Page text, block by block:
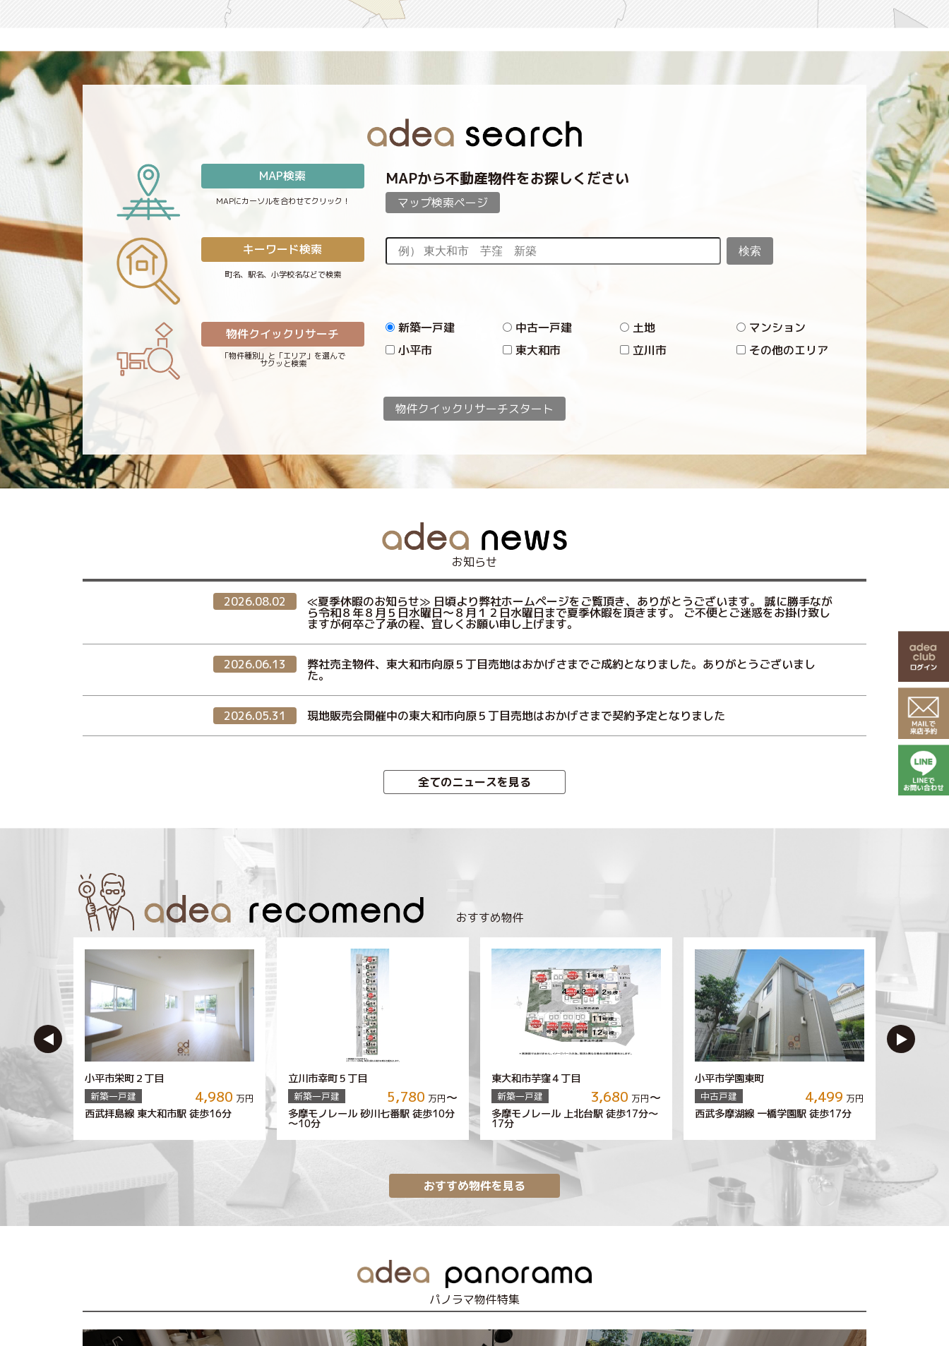
MAP検索
MAPにカーソルを合わせてクリック！
MAPから不動産物件をお探しください
マップ検索ページ
キーワード検索
町名、駅名、小学校名などで検索
物件クイックリサーチ
「物件種別」と「エリア」を選んで
サクッと検索
新築一戸建 中古一戸建 土地 マンション
小平市 東大和市 立川市 その他のエリア
物件クイックリサーチスタート
お知らせ
2026.08.02 ≪夏季休暇のお知らせ≫ 日頃より弊社ホームページをご覧頂き、ありがとうございます。 誠に勝手なが
ら令和８年８月５日水曜日～８月１２日水曜日まで夏季休暇を頂きます。 ご不便とご迷惑をお掛け致し
ますが何卒ご了承の程、宜しくお願い申し上げます。
2026.06.13 弊社売主物件、東大和市向原５丁目売地はおかげさまでご成約となりました。ありがとうございまし
た。
2026.05.31 現地販売会開催中の東大和市向原５丁目売地はおかげさまで契約予定となりました
全てのニュースを見る
おすすめ物件
20分～20
小平市栄町２丁目
新築一戸建 4,980 万円
西武拝島線 東大和市駅 徒歩16分
立川市幸町５丁目
新築一戸建 5,780 万円～
多摩モノレール 砂川七番駅 徒歩10分
～10分
東大和市芋窪４丁目
新築一戸建 3,680 万円～
多摩モノレール 上北台駅 徒歩17分～
17分
小平市学園東町
中古戸建 4,499 万円
西武多摩湖線 一橋学園駅 徒歩17分
おすすめ物件を見る
パノラマ物件特集